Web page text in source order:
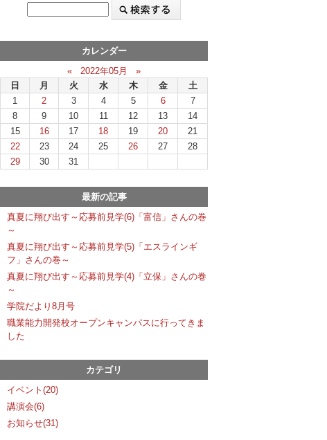
カレンダー
«
2022年05月
»
日
月 火 水 木 金
土
1
2 3 4 5 6
7
8
9 10 11 12 13
14
15
16 17 18 19 20
21
22
23 24 25 26 27
28
29
30 31
最新の記事
真夏に翔び出す～応募前見学(6)「富信」さんの巻
～
真夏に翔び出す～応募前見学(5)「エスラインギ
フ」さんの巻～
真夏に翔び出す～応募前見学(4)「立保」さんの巻
～
学院だより8月号
職業能力開発校オープンキャンパスに行ってきま
した
カテゴリ
イベント(20)
講演会(6)
お知らせ(31)